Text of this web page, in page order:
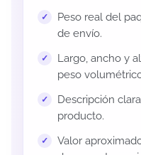
Peso real del
de envío.
Largo, ancho y
peso
Descripción
producto.
Valor